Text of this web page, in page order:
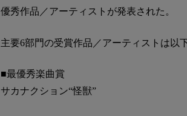
優秀作品／アーティストが発表された。
主要6部門の受賞作品／アーティストは以
■最優秀楽曲賞
サカナクション“怪獣”